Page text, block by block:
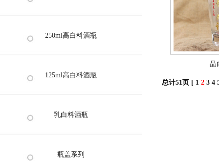
250ml高白料酒瓶
125ml高白料酒瓶
乳白料酒瓶
瓶盖系列
晶
总计51页 [ 1 2 3 4